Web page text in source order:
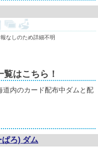
なしのため詳細不明
はこちら！
道内のカード配布中ダムと配
ぱろ) ダム